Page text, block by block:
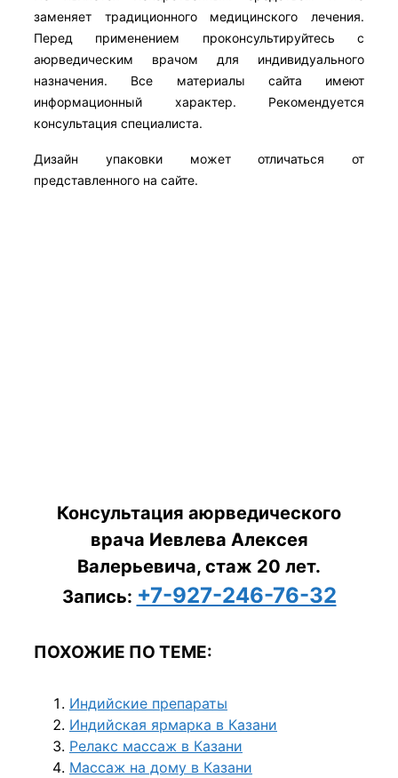
заменяет традиционного медицинского лечения.
Перед применением проконсультируйтесь с
аюрведическим врачом для индивидуального
назначения. Все материалы сайта имеют
информационный характер. Рекомендуется
консультация специалиста.
Дизайн упаковки может отличаться от
представленного на сайте.
Консультация аюрведического
врача Иевлева Алексея
Валерьевича, стаж 20 лет.
Запись: +7-927-246-76-32
ПОХОЖИЕ ПО ТЕМЕ:
Индийские препараты
Индийская ярмарка в Казани
Релакс массаж в Казани
Массаж на дому в Казани